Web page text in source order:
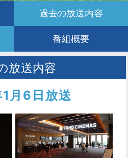
月6日放送